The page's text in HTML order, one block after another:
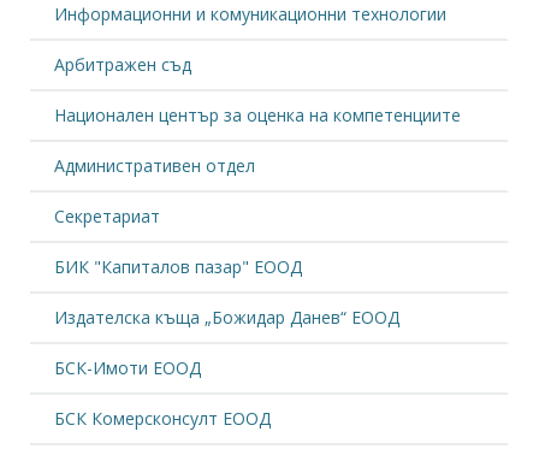
Информационни и комуникационни технологии
Арбитражен съд
Национален център за оценка на компетенциите
Административен отдел
Секретариат
БИК "Капиталов пазар" ЕООД
Издателска къща „Божидар Данев“ ЕООД
БСК-Имоти ЕООД
БСК Комерсконсулт ЕООД